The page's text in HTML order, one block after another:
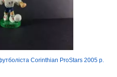
Corinthian ProStars 2005 р.